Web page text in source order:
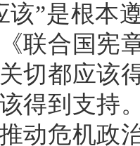
该”是根本
联合国宪
切都应该
得到支持
动危机政